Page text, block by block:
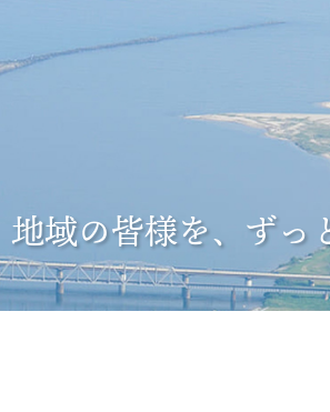
地域の皆様を、ずっ